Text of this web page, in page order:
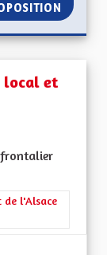
POUR
local et
l'Education et
l'Alsace